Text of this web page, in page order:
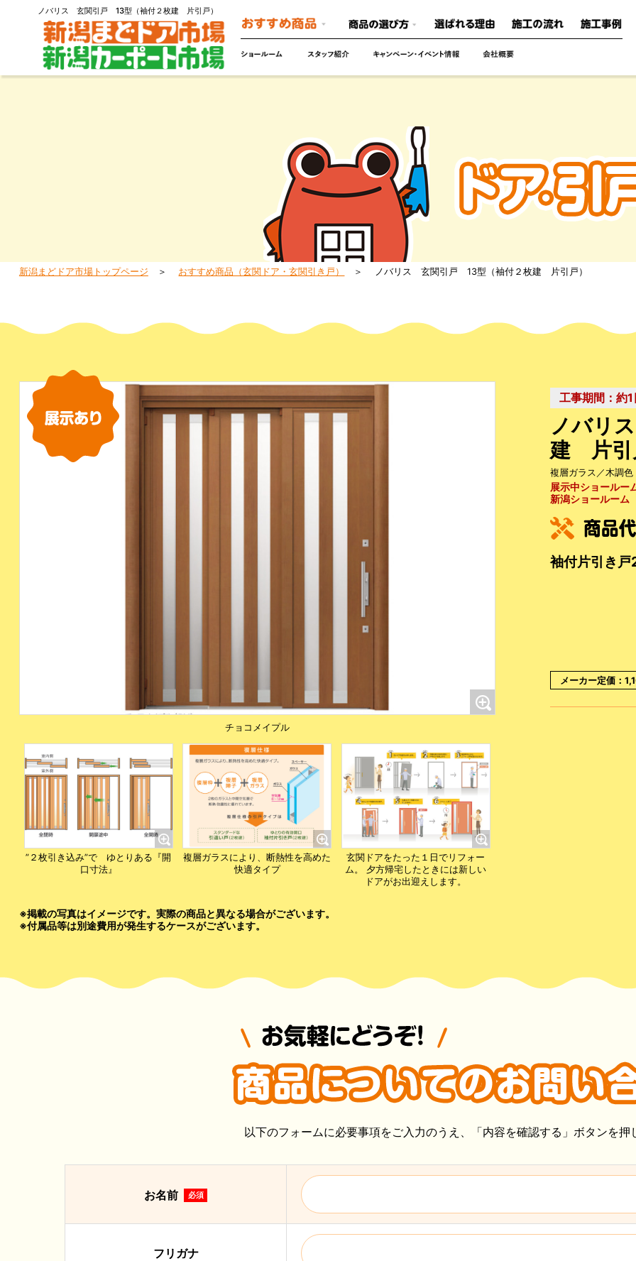
ノバリス 玄関引戸 13型（袖付２枚建 片引戸）
新潟まどドア市場トップページ おすすめ商品（玄関ドア・玄関引き戸） ノバリス 玄関引戸 13型（袖付２枚建 片引戸）
チョコメイプル
”２枚引き込み”で ゆとりある『開
口寸法』
複層ガラスにより、断熱性を高めた
快適タイプ
玄関ドアをたった１日でリフォー
ム。 夕方帰宅したときには新しい
ドアがお出迎えします。
※掲載の写真はイメージです。実際の商品と異なる場合がございます。
※付属品等は別途費用が発生するケースがございます。
工事期間：約
ノバリ
建 片引
複層ガラス／木調色
展示中ショールー
新潟ショールーム
袖付片引き戸
メーカー定価：
以下のフォームに必要事項をご入力のうえ、「内容を確認する」ボタンを押
お名前 必須
フリガナ